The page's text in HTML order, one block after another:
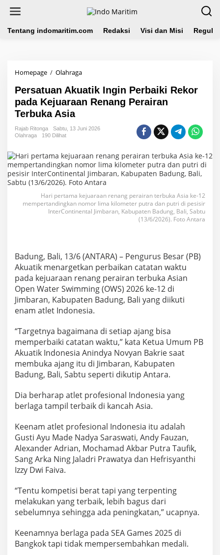
Tentang indomaritim.com Redaksi Visi dan Misi
Homepage / Olahraga
r
s
a
u
k
u
a
i
k
I
P
e
r
a
i
k
R
e
k
o
r
p
a
K
j
u
a
r
a
R
n
a
g
P
Persatuan Akuatik Ingin Perbaiki Rekor
pada Kejuaraan Renang Perairan
Terbuka Asia
Rajab Ritonga
Sabtu, 13 Juni 2026
Olahraga
190 Dilihat
Hari pertama kejuaraan renang perairan terbuka Asia ke-12
mempertandingkan nomor lima kilometer putra dan putri di pesisir
InterContinental Jimbaran, Kabupaten Badung, Bali, Sabtu
(13/6/2026). Foto Antara
Badung, Bali, 13/6 (ANTARA) – Pengurus Besar (PB)
Akuatik menargetkan perbaikan catatan waktu
pada kejuaraan renang perairan terbuka Asian
Open Water Swimming (OWS) 2026 ke-12 di
Jimbaran, Kabupaten Badung, Bali yang diikuti
enam atlet Indonesia.
“Targetnya bagaimana di setiap ajang bisa
memperbaiki catatan waktu,” kata Ketua Umum PB
Akuatik Indonesia Anindya Novyan Bakrie saat
membuka ajang itu di Jimbaran, Kabupaten
Badung, Bali, Sabtu seperti dikutip Antara.
Dia berharap atlet profesional Indonesia yang
berlaga tampil terbaik di kancah Asia.
Keenam atlet profesional Indonesia itu adalah
Gusti Ayu Made Nadya Saraswati, Andy Fauzan,
Alexander Adrian, Mochamad Akbar Putra Taufik,
Sang Arka Ning Jaladri Prawatya dan Hefrisyanthi
Izzy Dwi Faiva.
“Tentu kompetisi berat tapi yang terpenting
melakukan yang terbaik, lebih bagus dari
sebelumnya sehingga ada peningkatan,” ucapnya.
Keenamnya berlaga pada SEA Games 2025 di
Bangkok tapi tidak mempersembahkan medali.